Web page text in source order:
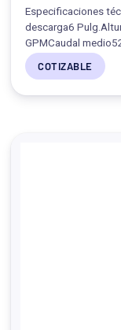
Especificaciones
descarga6
GPMCaudal
COTIZABLE